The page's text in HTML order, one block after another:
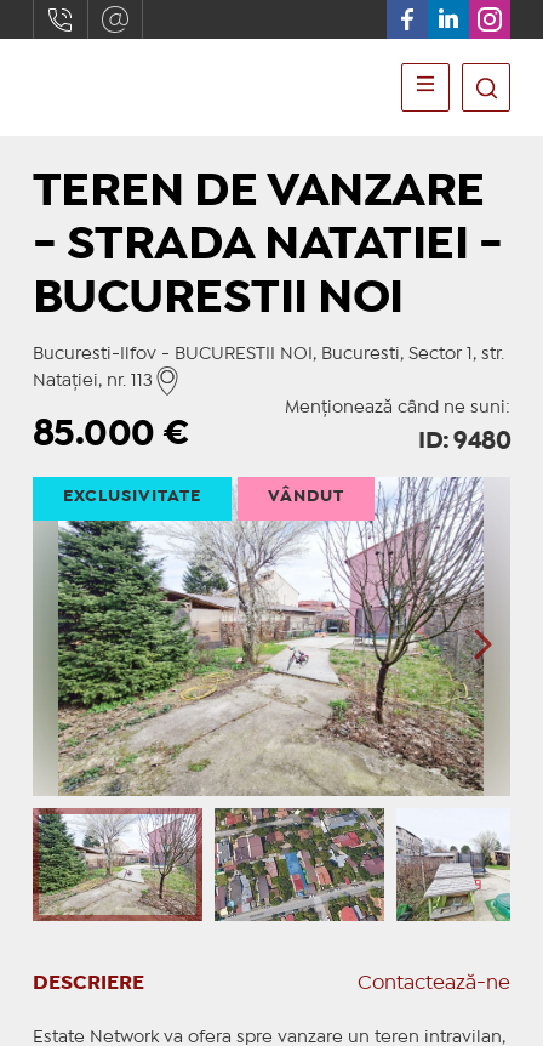
TEREN DE VANZARE
- STRADA NATATIEI -
BUCURESTII NOI
Bucuresti-Ilfov - BUCURESTII NOI, Bucuresti, Sector 1, str.
Nataţiei, nr. 113
Menționează când ne suni:
85.000€ ID: 9480
EXCLUSIVITATE VÂNDUT
DESCRIERE Contactează-ne
Estate Network va ofera spre vanzare un teren intravilan,